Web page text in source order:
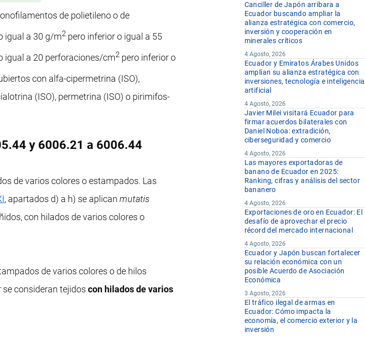
de polietileno o de
igual a 30 g/m2 pero inferior o igual a 55
igual a 20 perforaciones/cm2 pero inferior o
con alfa-cipermetrina (ISO),
(ISO), permetrina (ISO) o pirimifos-
y 6006.21 a 6006.44
de varios colores o estampados. Las
, apartados d) a h) se aplicanmutatis
con hilados de varios colores o
de varios colores o de hilos
se consideran tejidoscon hilados de varios
Canciller de Japón arribara a
Ecuador buscando ampliar la
alianza estratégica con comercio,
inversión y cooperación en
minerales críticos
4 Agosto, 2026
Ecuador y Emiratos Árabes Unidos
amplían su alianza estratégica con
inversiones, tecnología e inteligencia
artificial
4 Agosto, 2026
Javier Milei visitará Ecuador para
firmar acuerdos bilaterales con
Daniel Noboa: extradición,
ciberseguridad y comercio
4 Agosto, 2026
Las mayores exportadoras de
banano de Ecuador en 2025:
Ranking, cifras y análisis del sector
bananero
4 Agosto, 2026
Exportaciones de oro en Ecuador: El
desafío de aprovechar el precio
récord del mercado internacional
4 Agosto, 2026
Ecuador y Japón buscan fortalecer
su relación económica con un
posible Acuerdo de Asociación
Económica
3 Agosto, 2026
El tráfico ilegal de armas en
Ecuador: Cómo impacta la
economía, el comercio exterior y la
inversión